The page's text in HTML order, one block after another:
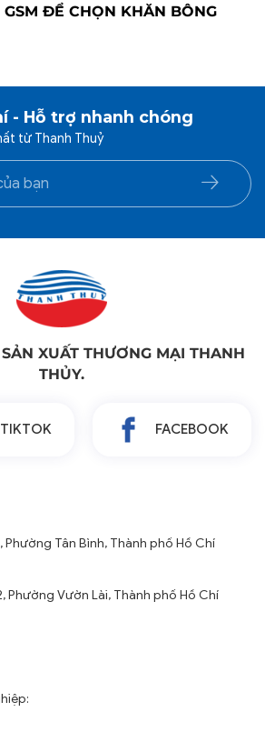
ĐỂ CHỌN KHĂN BÔNG
- Hỗ trợ nhanh chóng
từ Thanh Thuỷ
XUẤT THƯƠNG MẠI THANH
THỦY.
TIKTOK FACEBOOK
Phường Tân Bình, Thành phố Hồ Chí
Phường Vườn Lài, Thành phố Hồ Chí